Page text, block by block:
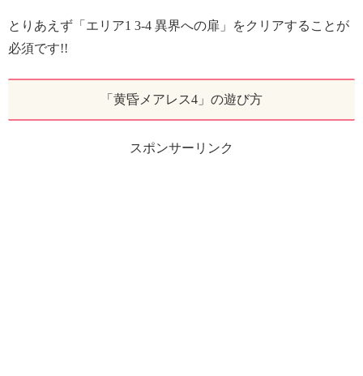
とりあえず「エリア1 3-4 異界への扉」をクリアすることが
必須です!!
「黄昏メアレス4」の遊び方
スポンサーリンク